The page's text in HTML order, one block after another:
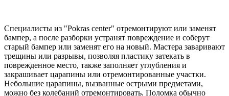
Специалисты из "Pokras center" отремонтируют или заменят
бампер, а после разборки устранят повреждение и соберут
старый бампер или заменят его на новый. Мастера заваривают
трещины или разрывы, позволяя пластику затекать в
поврежденное место, также заполняет углубления и
закрашивает царапины или отремонтированные участки.
Небольшие царапины, вызванные острыми предметами,
можно без колебаний отремонтировать. Поломка обычно